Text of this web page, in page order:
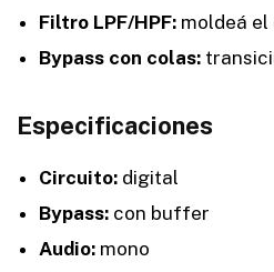
Filtro LPF/HPF: moldeá
Bypass con colas:
Especificaciones
Circuito: digital
Bypass: con buffer
Audio: mono